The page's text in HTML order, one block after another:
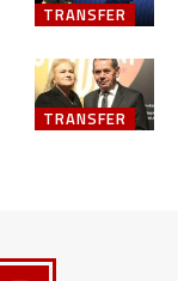
TRANSFER
TRANSFER